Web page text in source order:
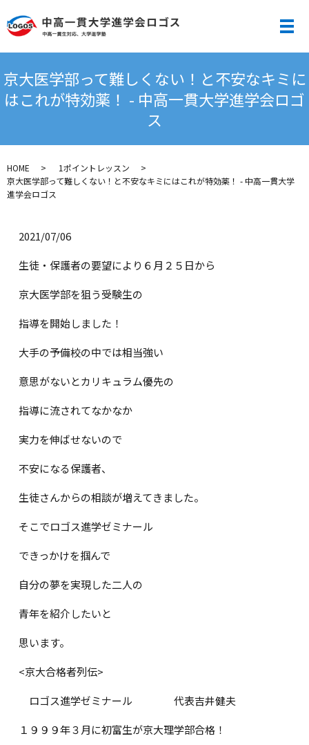
メ
京大医学部って難しくない！と不安なキミに
はこれが特効薬！ - 中高一貫大学進学会ロゴ
ス
HOME
1ポイントレッスン
京大医学部って難しくない！と不安なキミにはこれが特効薬！ - 中高一貫大学
進学会ロゴス
2021/07/06
生徒・保護者の要望により６月２５日から
京大医学部を狙う受験生の
指導を開始しました！
大手の予備校の中では相当強い
意思がないとカリキュラム優先の
指導に流されてなかなか
実力を伸ばせないので
不安になる保護者、
生徒さんからの相談が増えてきました。
そこでロゴス進学ゼミナール
できっかけを掴んで
自分の夢を実現した二人の
青年を紹介したいと
思います。
<京大合格者列伝>
ロゴス進学ゼミナール 代表吉井健夫
１９９９年３月に初富生が京大理学部合格！